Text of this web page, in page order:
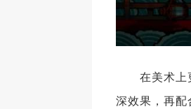
在美术上更
深效果，再